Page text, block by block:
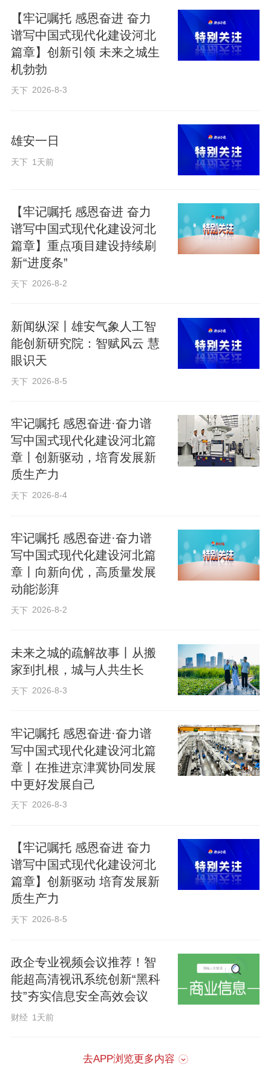
用户侧全域数据信息，结合线路负载、保
护匹配等实际运行约束条件，秒级生成主
配网协同的负荷转供方案，如同为电网配
备了高效应急“急救包”，大幅压缩故障处置
时长、缩小停电影响范围，最大限度保障
电。
自2026年2月正式进入试运行阶段以
处置、67类典型运行方式的负荷转供分
析，累计排查整改电网薄弱点位22处，形
成网架补强优化建议3项，为新型电力系统
建设提供了可复制、可推广的实践经验。
编辑：贾扬阳
来源：中国新闻网
原标题：中国首个城市电网主配一体调度智能体已在雄
【牢记嘱托 感恩奋进 奋力
谱写中国式现代化建设河北
篇章】创新引领 未来之城生
机勃勃
天下 2026-8-3
雄安一日
天下 1天前
【牢记嘱托 感恩奋进 奋力
谱写中国式现代化建设河北
篇章】重点项目建设持续刷
新“进度条”
天下 2026-8-2
新闻纵深丨雄安气象人工智
能创新研究院：智赋风云 慧
眼识天
天下 2026-8-5
牢记嘱托 感恩奋进·奋力谱
写中国式现代化建设河北篇
章丨创新驱动，培育发展新
质生产力
天下 2026-8-4
牢记嘱托 感恩奋进·奋力谱
写中国式现代化建设河北篇
章丨向新向优，高质量发展
动能澎湃
天下 2026-8-2
未来之城的疏解故事丨从搬
家到扎根，城与人共生长
天下 2026-8-3
牢记嘱托 感恩奋进·奋力谱
写中国式现代化建设河北篇
章丨在推进京津冀协同发展
中更好发展自己
天下 2026-8-3
【牢记嘱托 感恩奋进 奋力
谱写中国式现代化建设河北
篇章】创新驱动 培育发展新
质生产力
天下 2026-8-5
政企专业视频会议推荐！智
能超高清视讯系统创新“黑科
技”夯实信息安全高效会议
财经 1天前
去APP浏览更多内容